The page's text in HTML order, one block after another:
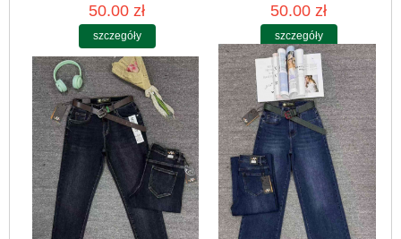
50.00 zł
szczegóły
50.00 zł
szczegóły